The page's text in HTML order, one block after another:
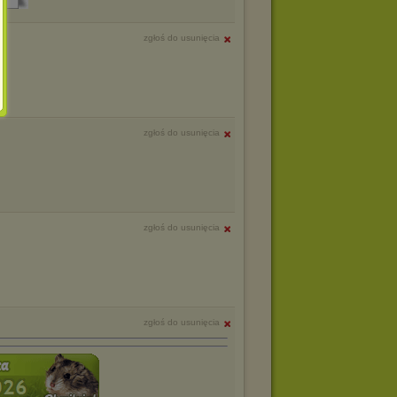
zgłoś do usunięcia
zgłoś do usunięcia
zgłoś do usunięcia
zgłoś do usunięcia